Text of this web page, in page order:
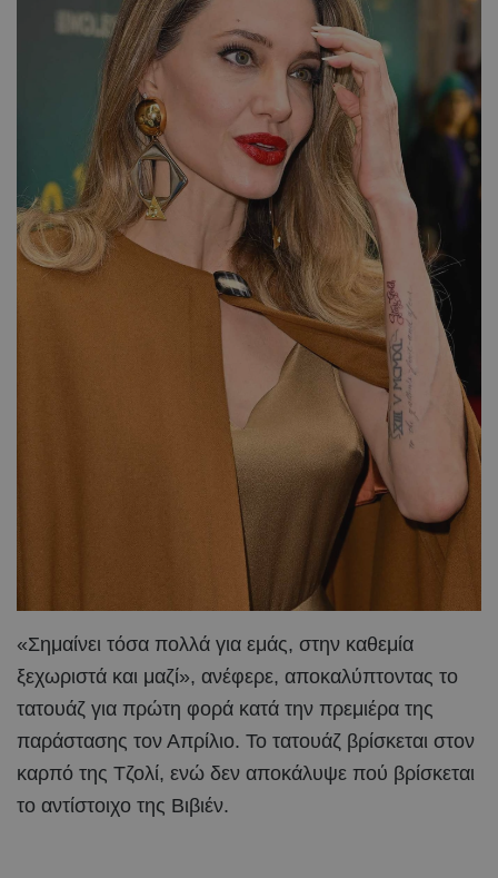
«Σημαίνει τόσα πολλά για εμάς, στην καθεμία
ξεχωριστά και μαζί», ανέφερε, αποκαλύπτοντας το
τατουάζ για πρώτη φορά κατά την πρεμιέρα της
παράστασης τον Απρίλιο. Το τατουάζ βρίσκεται στον
καρπό της Τζολί, ενώ δεν αποκάλυψε πού βρίσκεται
το αντίστοιχο της Βιβιέν.